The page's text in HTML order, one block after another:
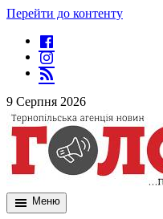
Перейти до контенту
9 Серпня 2026
Меню